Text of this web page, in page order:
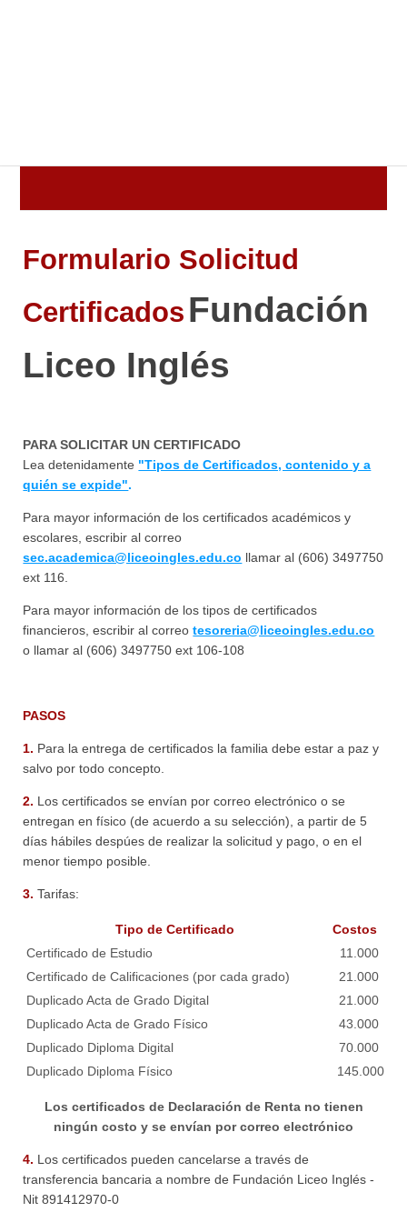
Formulario Solicitud
Certificados Fundación
Liceo Inglés
PARA SOLICITAR UN CERTIFICADO
Lea detenidamente "Tipos de Certificados, contenido y a
quién se expide".
Para mayor información de los certificados académicos y
escolares, escribir al correo
sec.academica@liceoingles.edu.co llamar al (606) 3497750
ext 116.
Para mayor información de los tipos de certificados
financieros, escribir al correotesoreria@liceoingles.edu.co
o llamar al (606) 3497750 ext 106-108
PASOS
1. Para la entrega de certificados la familia debe estar a paz y
salvo por todo concepto.
2. Los certificados se envían por correo electrónico o se
entregan en físico (de acuerdo a su selección), a partir de 5
días hábiles despúes de realizar la solicitud y pago, o en el
menor tiempo posible.
3.Tarifas:
Tipo de Certificado
Costos
Certificado de Estudio
11.000
Certificado de Calificaciones (por cada grado)
21.000
Duplicado Acta de Grado Digital
21.000
Duplicado Acta de Grado Físico
43.000
Duplicado Diploma Digital
70.000
Duplicado Diploma Físico
145.000
Los certificados de Declaración de Renta no tienen
ningún costo y se envían por correo electrónico
4. Los certificados pueden cancelarse a través de
transferencia bancaria a nombre de Fundación Liceo Inglés -
Nit 891412970-0